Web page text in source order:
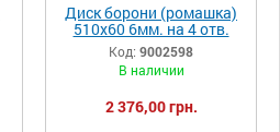
Диск борони (ромашка)
510х60 6мм. на 4 отв.
Farmet Softer 9002598
Код: 9002598
В наличии
2 376,00 грн.